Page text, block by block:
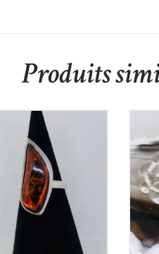
Produits
Bague Ambre sur
Argent
165€